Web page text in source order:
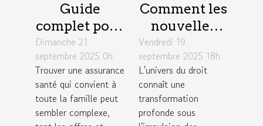
Guide
complet pour
choisir une
assurance
santé adaptée
aux familles
Dimanche 21
septembre 2025 0h
Trouver une assurance
santé qui convient à
toute la famille peut
sembler complexe,
Comment les
nouvelles
technologies
redéfinissent
la pratique
du droit ?
Vendredi 19
septembre 2025 18h
L'univers du droit
connaît une
transformation
profonde sous